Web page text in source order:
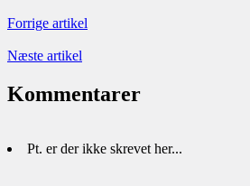
Forrige artikel
Næste artikel
Kommentarer
Pt. er der ikke skrevet her...